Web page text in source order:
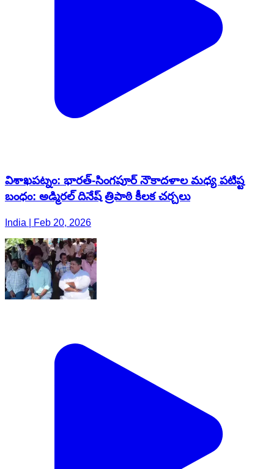
విశాఖపట్నం: భారత్-సింగపూర్ నౌకాదళాల మధ్య పటిష్ట
బంధం: అడ్మిరల్ దినేష్ త్రిపాఠి కీలక చర్చలు
India | Feb 20, 2026